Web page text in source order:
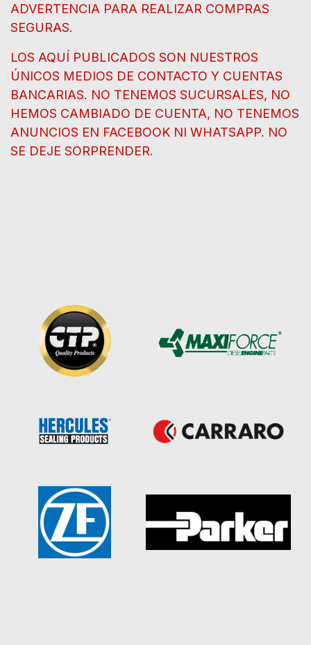
ADVERTENCIA PARA REALIZAR COMPRAS
SEGURAS.
LOS AQUÍ PUBLICADOS SON NUESTROS
ÚNICOS MEDIOS DE CONTACTO Y CUENTAS
BANCARIAS. NO TENEMOS SUCURSALES, NO
HEMOS CAMBIADO DE CUENTA, NO TENEMOS
ANUNCIOS EN FACEBOOK NI WHATSAPP. NO
SE DEJE SORPRENDER.